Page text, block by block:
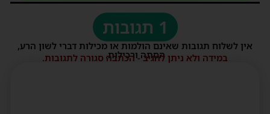
1 תגובות
אין לשלוח תגובות שאינם הולמות או מכילות דברי לשון הרע,
הסתה ורכילות.
במידה ולא ניתן להגיב - הכתבה סגורה לתגובות.